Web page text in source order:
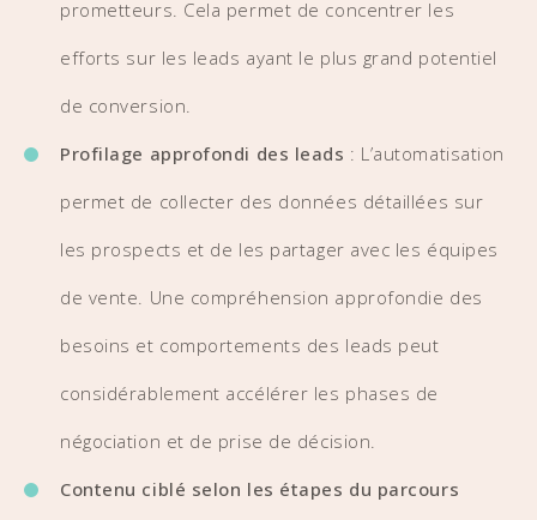
prometteurs. Cela permet de concentrer les
efforts sur les leads ayant le plus grand potentiel
de conversion.
Profilage approfondi des leads : L’automatisation
permet de collecter des données détaillées sur
les prospects et de les partager avec les équipes
de vente. Une compréhension approfondie des
besoins et comportements des leads peut
considérablement accélérer les phases de
négociation et de prise de décision.
Contenu ciblé selon les étapes du parcours